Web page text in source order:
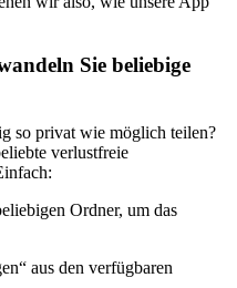
Sie beliebige
so privat wie möglich teilen?
verlustfreie
Ordner, um das
aus den verfügbaren